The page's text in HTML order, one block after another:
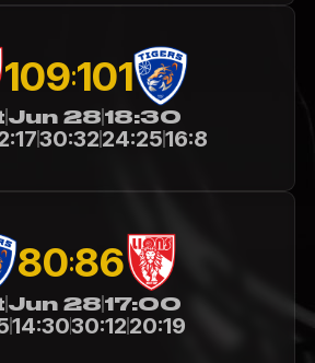
109:101
Jun 2818:30
30:3224:2516:8
80:86
Jun 2817:00
14:3030:1220:19